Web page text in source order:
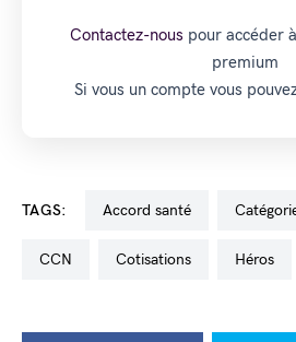
Contactez-nous pour accéder
premium
Si vous un compte vous
TAGS: accord santé
CCN cotisations Héros